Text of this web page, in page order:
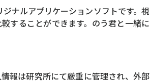
ナルアプリケーションソフトです。視
することができます。のう君と一緒に
報は研究所にて厳重に管理され、外部